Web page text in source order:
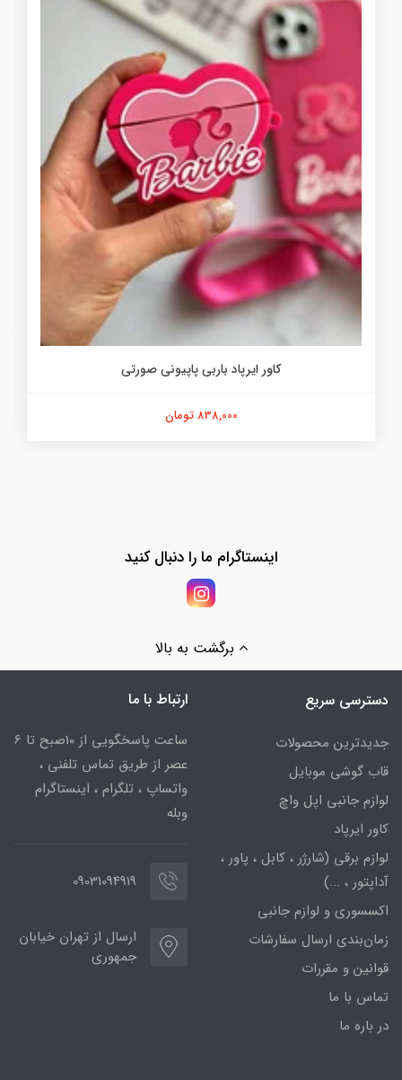
کاور ایرپاد باربی پاپیونی صورتی
838,000 تومان
اینستاگرام ما را دنبال کنید
برگشت به بالا
دسترسی سریع
جدیدترین محصولات
قاب گوشی موبایل
لوازم جانبی اپل واچ
کاور ایرپاد
لوازم برقی (شارژر ، کابل ، پاور ،
آداپتور ، ...)
اکسسوری و لوازم جانبی
زمان‌بندی ارسال سفارشات
قوانین و مقررات
تماس با ما
در باره ما
ارتباط با ما
ساعت پاسخگویی از 10صبح تا 6
عصر از طریق تماس تلفنی ،
واتساپ ، تلگرام ، اینستاگرام
وبله
09031094919
ارسال از تهران خیابان
جمهوری